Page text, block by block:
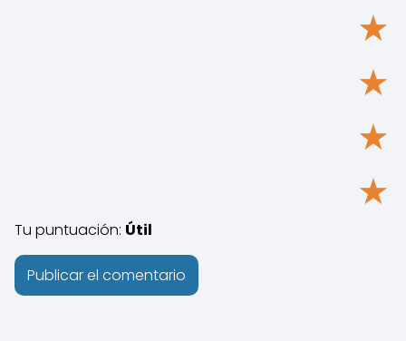
★
★
★
★
Tu puntuación: Útil